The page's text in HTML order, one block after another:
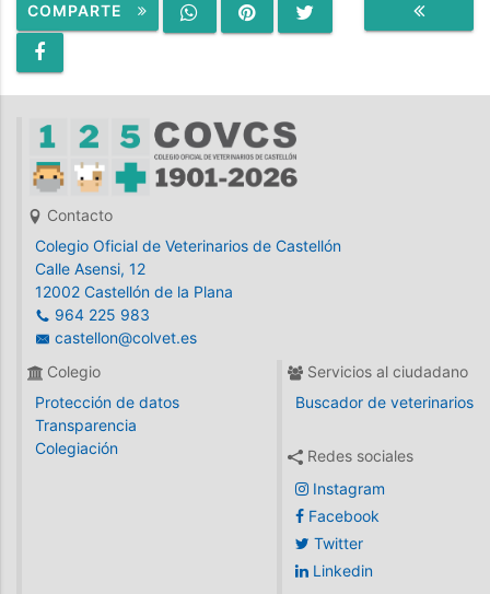
COMPARTE
Contacto
Colegio Oficial de Veterinarios de Castellón
Calle Asensi, 12
12002 Castellón de la Plana
964 225 983
castellon@colvet.es
Colegio
Protección de datos
Transparencia
Colegiación
Servicios al ciudadano
Buscador de veterinarios
Redes sociales
Instagram
Facebook
Twitter
Linkedin